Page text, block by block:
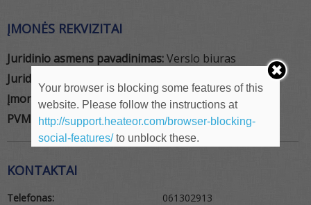
ĮMONĖS REKVIZITAI
Juridinio asmens pavadinimas:Verslo biuras
Juridinio asmens tipas:
Įmonės kodas: 305562380
PVM kodas:
KONTAKTAI
Telefonas: 061302913
Your browser is blocking some features of this
website. Please follow the instructions at
http://support.heateor.com/browser-blocking-
social-features/to unblock these.